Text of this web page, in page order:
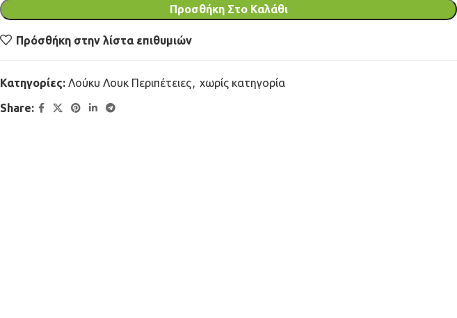
Προσθήκη Στο Καλάθι
Πρόσθήκη στην λίστα επιθυμιών
Κατηγορίες: Λούκυ Λουκ Περιπέτειες, χωρίς κατηγορία
Share: